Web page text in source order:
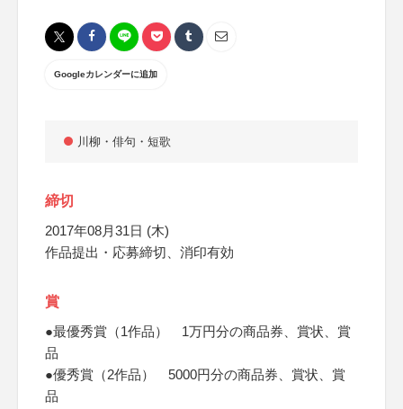
Googleカレンダーに追加
川柳・俳句・短歌
締切
2017年08月31日 (木)
作品提出・応募締切、消印有効
賞
●最優秀賞（1作品） 1万円分の商品券、賞状、賞
品
●優秀賞（2作品） 5000円分の商品券、賞状、賞
品